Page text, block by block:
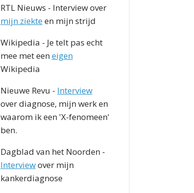
RTL Nieuws - Interview over
mijn ziekteen mijn strijd
Wikipedia - Je telt pas echt
mee met eeneigen
Wikipedia
Nieuwe Revu - Interview
over diagnose, mijn werk en
waarom ik een 'X-fenomeen'
ben.
Dagblad van het Noorden -
Interviewover mijn
kankerdiagnose